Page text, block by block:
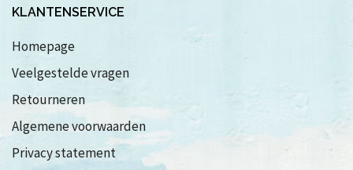
KLANTENSERVICE
Homepage
Veelgestelde vragen
Retourneren
Algemene voorwaarden
Privacy statement